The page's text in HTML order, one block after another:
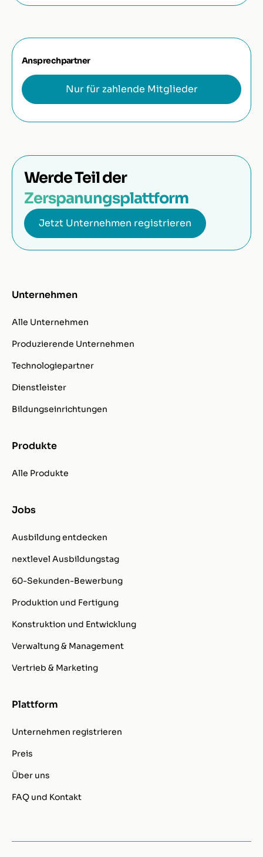
Ansprechpartner
Nur für zahlende Mitglieder
Werde Teil der
Zerspanungsplattform
Jetzt Unternehmen registrieren
Unternehmen
Alle Unternehmen
Produzierende Unternehmen
Technologiepartner
Dienstleister
Bildungseinrichtungen
Produkte
Alle Produkte
Jobs
Ausbildung entdecken
nextlevel Ausbildungstag
60-Sekunden-Bewerbung
Produktion und Fertigung
Konstruktion und Entwicklung
Verwaltung & Management
Vertrieb & Marketing
Plattform
Unternehmen registrieren
Preis
Über uns
FAQ und Kontakt